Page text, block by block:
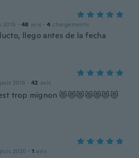
2015 · 48 avis · 4 chargements
llego antes de la fecha
2016 · 42 avis
trop mignon 😻😻😻😻😻😻😻
2020 · 1 avis